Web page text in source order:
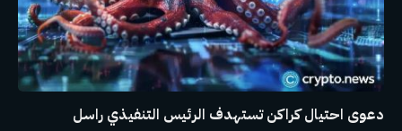
دعوى احتيال كراكن تستهدف الرئيس التنفيذي راسل